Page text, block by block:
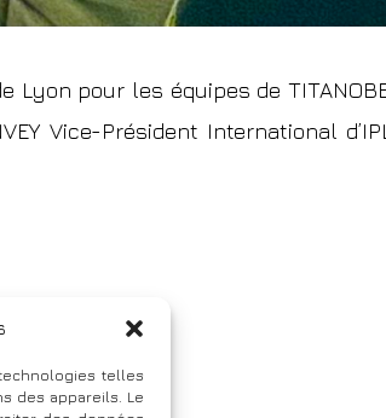
telles
des appareils. Le
Lyon pour les équipes de
Vice-Président International